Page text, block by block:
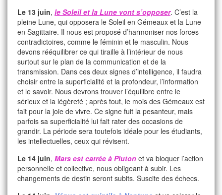
Le 13 juin, le Soleil et la Lune vont s’opposer. C’est la
pleine Lune, qui opposera le Soleil en Gémeaux et la Lune
en Sagittaire. Il nous est proposé d’harmoniser nos forces
contradictoires, comme le féminin et le masculin. Nous
devons rééquilibrer ce qui tiraille à l’intérieur de nous
surtout sur le plan de la communication et de la
transmission. Dans ces deux signes d’intelligence, il faudra
choisir entre la superficialité et la profondeur, l’information
et le savoir. Nous devrons trouver l’équilibre entre le
sérieux et la légèreté ; après tout, le mois des Gémeaux est
fait pour la joie de vivre. Ce signe fuit la pesanteur, mais
parfois sa superficialité lui fait rater des occasions de
grandir. La période sera toutefois idéale pour les étudiants,
les intellectuelles, ceux qui révisent.
Le 14 juin, Mars est carrée à Pluton et va bloquer l’action
personnelle et collective, nous obligeant à subir. Les
changements de destin seront subits. Suscite des échecs.